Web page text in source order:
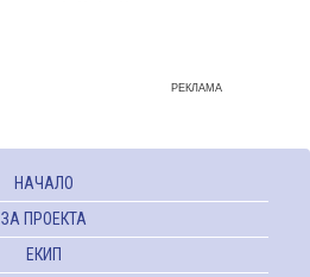
РЕКЛАМА
НАЧАЛО
ЗА ПРОЕКТА
ЕКИП